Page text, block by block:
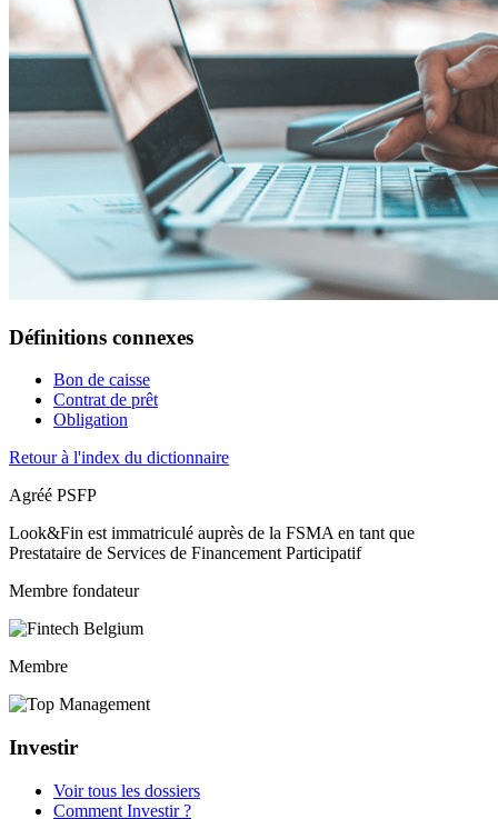
Définitions connexes
Bon de caisse
Contrat de prêt
Obligation
Retour à l'index du dictionnaire
Agréé PSFP
Look&Fin est immatriculé auprès de la FSMA en tant que
Prestataire de Services de Financement Participatif
Membre fondateur
Membre
Investir
Voir tous les dossiers
Comment Investir ?